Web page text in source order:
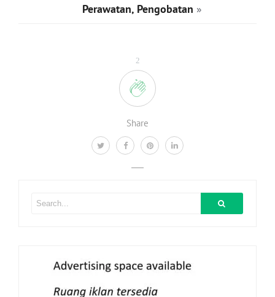
2
Share
Perawatan, Pengobatan »